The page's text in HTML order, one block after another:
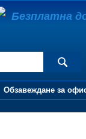
Обзавеждане за
Безплатна